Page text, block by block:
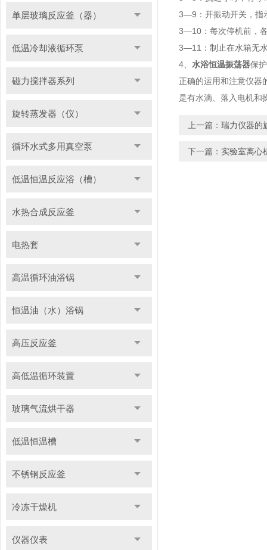
单层玻璃反应釜（器）
低温冷却液循环泵
磁力搅拌器系列
旋转蒸发器（仪）
循环水式多用真空泵
低温恒温反应浴（槽）
水热合成反应釜
电热套
高温循环油浴锅
恒温油（水）浴锅
高压反应釜
高低温循环装置
玻璃气流烘干器
低温恒温槽
不锈钢反应釜
冷冻干燥机
仪器仪表
3—9：开振动开关，指
3—10：每次停机前，
3—11：制止在水箱无
4、 水浴恒温振荡器保
正确的运用和注意仪器
是有水滴、落入电机和
上一篇： 瑞力仪器的
下一篇： 实验室离心